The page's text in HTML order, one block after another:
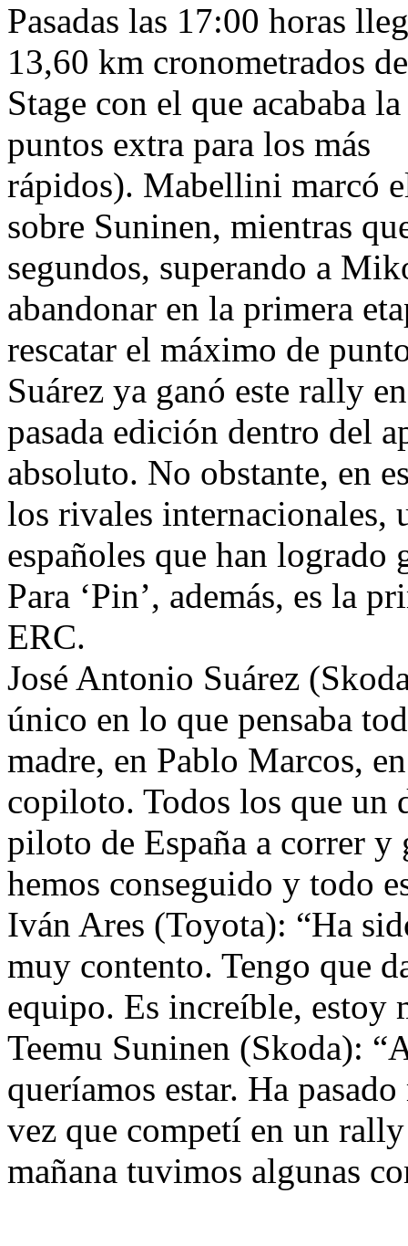
Pasadas las 17:00 horas
13,60 km cronometrados
Stage con el que acababa
puntos extra para los más
rápidos). Mabellini marcó
sobre Suninen, mientras
segundos, superando a
abandonar en la primera
rescatar el máximo de
Suárez ya ganó este rally
pasada edición dentro del
absoluto. No obstante, en
los rivales internacionales,
españoles que han
Para ‘Pin’, además, es la
ERC.
José Antonio Suárez
único en lo que pensaba
madre, en Pablo Marcos,
copiloto. Todos los que un
piloto de España a correr
hemos conseguido y todo
Iván Ares (Toyota): “Ha
muy contento. Tengo que
equipo. Es increíble, estoy
Teemu Suninen (Skoda):
queríamos estar. Ha
vez que competí en un
mañana tuvimos algunas